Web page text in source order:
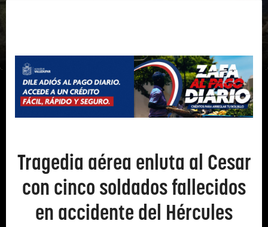
Tragedia aérea enluta al Cesar
con cinco soldados fallecidos
en accidente del Hércules